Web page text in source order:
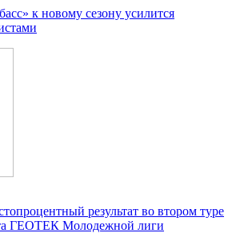
к новому сезону усилится
результат во втором туре
ГЕОТЕК Молодежной лиги